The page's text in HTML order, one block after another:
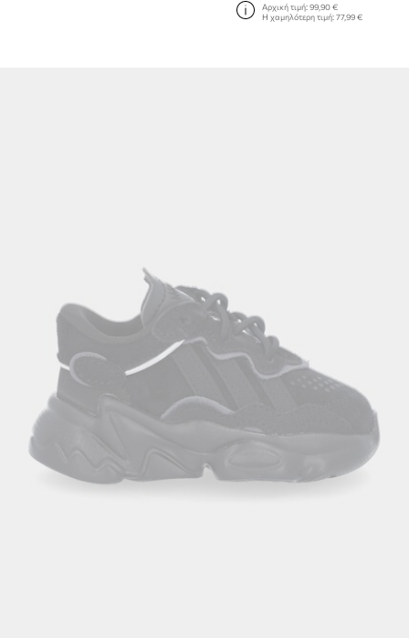
Αρχική τιμή: 99,90 €
Η χαμηλότερη τιμή: 77,99 €